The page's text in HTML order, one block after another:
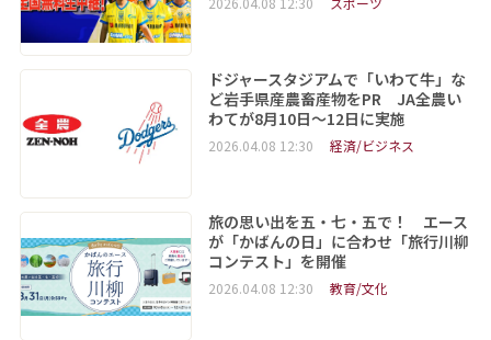
ドジャースタジアムで「いわて牛」な
ど岩手県産農畜産物をPR JA全農い
わてが8月10日～12日に実施
2026.04.08 12:30 経済/ビジネス
旅の思い出を五・七・五で！ エース
が「かばんの日」に合わせ「旅行川柳
コンテスト」を開催
2026.04.08 12:30 教育/文化